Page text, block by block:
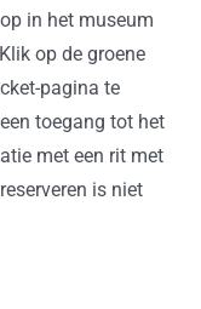
in het museum
op de groene
pagina te
toegang tot het
met een rit met
is niet